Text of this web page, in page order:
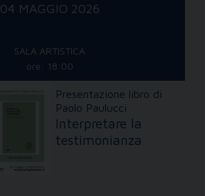
04 MAGGIO 2026
SALA ARTISTICA
ore: 18:00
Presentazione libro di
Paolo Paulucci
Interpretare la
testimonianza